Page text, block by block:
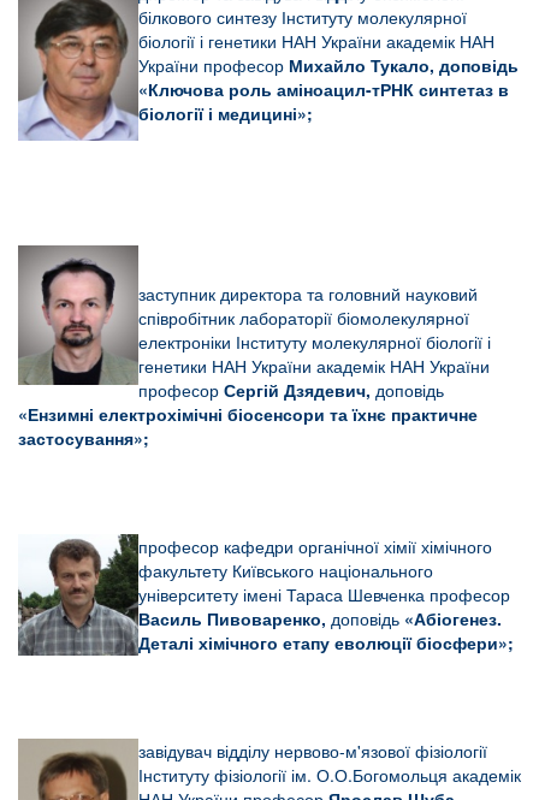
білкового синтезу Інституту молекулярної
біології і генетики НАН України академік НАН
України професор Михайло Тукало, доповідь
«Ключова роль аміноацил-тРНК синтетаз в
біології і медицині»;
заступник директора та головний науковий
співробітник лабораторії біомолекулярної
електроніки Інституту молекулярної біології і
генетики НАН України академік НАН України
професор Сергій Дзядевич, доповідь
«Ензимні електрохімічні біосенсори та їхнє практичне
застосування»;
професор кафедри органічної хімії хімічного
факультету Київського національного
університету імені Тараса Шевченка професор
Василь Пивоваренко, доповідь «Абіогенез.
Деталі хімічного етапу еволюції біосфери»;
завідувач відділу нервово-м'язової фізіології
Інституту фізіології ім. О.О.Богомольця академік